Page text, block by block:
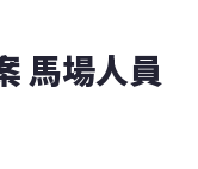
馬場人員